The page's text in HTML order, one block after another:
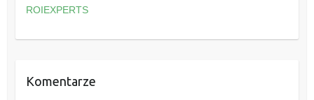
r
e
ROIEXPERTS
Komentarze